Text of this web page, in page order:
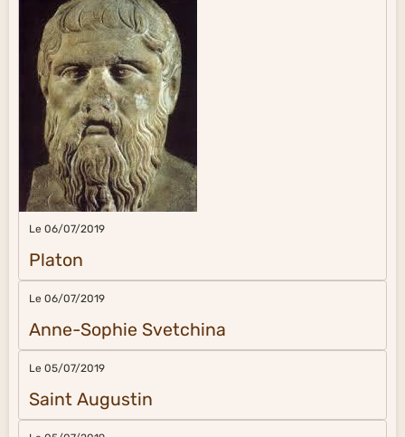
Le 06/07/2019
Platon
Le 06/07/2019
Anne-Sophie Svetchina
Le 05/07/2019
Saint Augustin